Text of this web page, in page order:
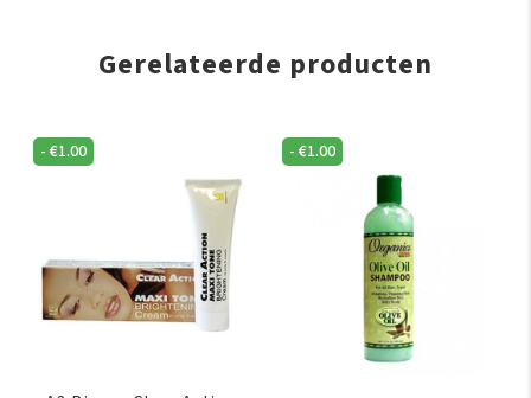
Gerelateerde producten
-€1.00 -€1.00